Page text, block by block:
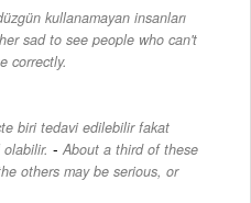
kullanamayan insanları
sad to see people who can't
correctly.
biri tedavi edilebilir fakat
- About a third of these
others may be serious, or